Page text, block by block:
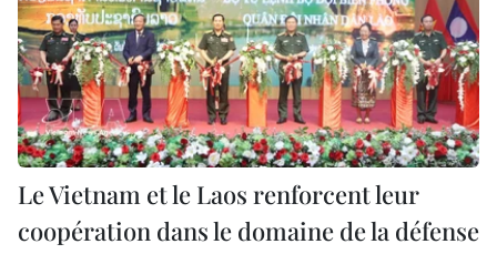
Le Vietnam et le Laos renforcent leur
coopération dans le domaine de la défense